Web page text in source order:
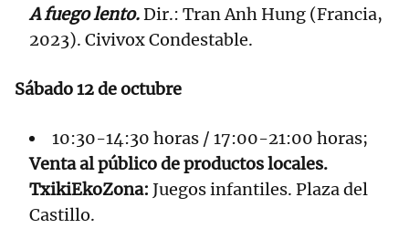
A fuego lento.Dir.: Tran Anh Hung (Francia,
2023). Civivox Condestable.
Sábado 12 de octubre
10:30-14:30 horas / 17:00-21:00 horas;
Venta al público de productos locales.
TxikiEkoZona: Juegos infantiles. Plaza del
Castillo.